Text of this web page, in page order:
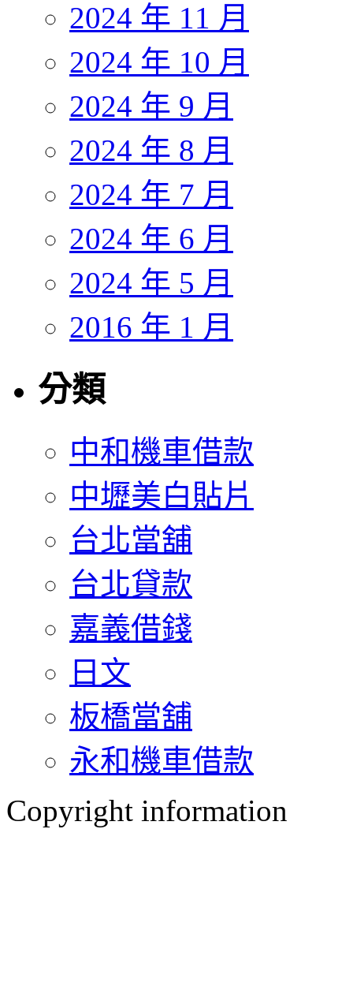
2024 年 11 月
2024 年 10 月
2024 年 9 月
2024 年 8 月
2024 年 7 月
2024 年 6 月
2024 年 5 月
2016 年 1 月
分類
中和機車借款
中壢美白貼片
台北當舖
台北貸款
嘉義借錢
日文
板橋當舖
永和機車借款
Copyright information